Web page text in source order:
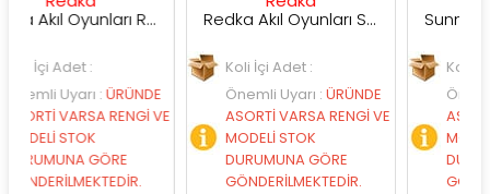
Redka Akıl Oyunları Renk Dedektifi Oyunu
ÜRÜNDE
RENGİ VE
GÖRE
Redka Akıl Oyunları Strateji Üçgeni Oyunu
Koli İçi Adet :
Önemli Uyarı:ÜRÜNDE
ASORTİ VARSA RENGİ VE
MODELİ STOK
DURUMUNA GÖRE
GÖNDERİLMEKTEDİR.
Koli İçi Adet :
Önemli Uyarı:
ASORTİ VARSA
MODELİ STOK
DURUMUNA GÖRE